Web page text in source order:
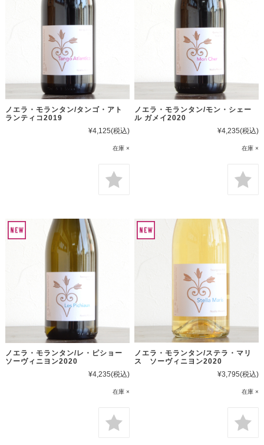
ノエラ・モランタン/タンゴ・アト
ランティコ2019
¥4,125(税込)
在庫 ×
ノエラ・モランタン/モン・シェー
ル ガメイ2020
¥4,235(税込)
在庫 ×
ノエラ・モランタン/レ・ピショー
ソーヴィニヨン2020
¥4,235(税込)
在庫 ×
ノエラ・モランタン/ステラ・マリ
ス ソーヴィニヨン2020
¥3,795(税込)
在庫 ×